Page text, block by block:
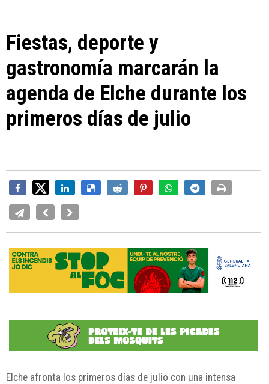
Fiestas, deporte y
gastronomía marcarán la
agenda de Elche durante los
primeros días de julio
Elche afronta los primeros días de julio con una intensa